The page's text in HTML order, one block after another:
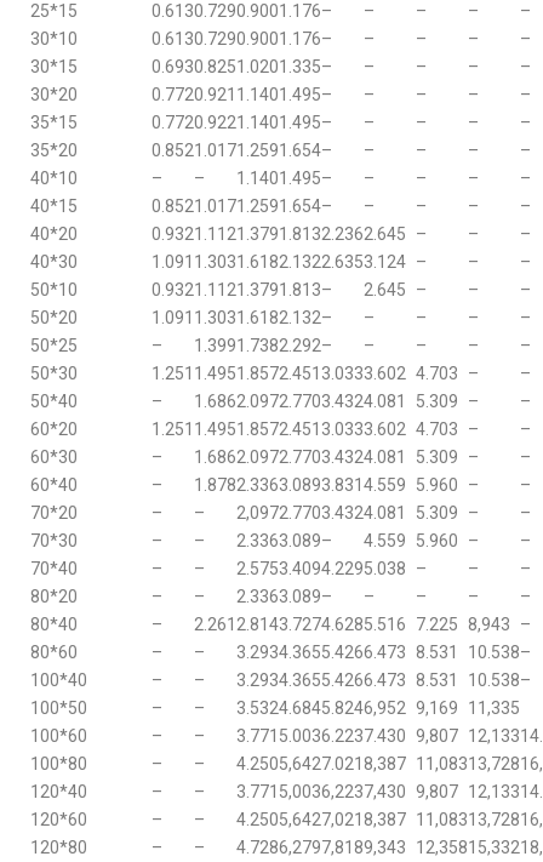
25*15
0.6130.7290.9001.176– – – –
–
30*10
0.6130.7290.9001.176– – – –
–
30*15
0.6930.8251.0201.335– – – –
–
30*20
0.7720.921 1.1401.495– – – –
–
35*15
0.7720.9221.1401.495– – – –
–
35*20
0.8521.0171.2591.654– – – –
–
40*10
– – 1.1401.495– – – –
–
40*15
0.8521.0171.2591.654– – – –
–
40*20
0.9321.1121.3791.8132.2362.645 – –
–
40*30
1.091 1.3031.6182.1322.6353.124 – –
–
50*10
0.9321.1121.3791.813– 2.645 – –
–
50*20
1.091 1.3031.6182.132– – – –
–
50*25
– 1.3991.7382.292– – – –
–
50*30
1.251 1.4951.8572.451 3.0333.602 4.703 –
–
50*40
– 1.6862.0972.7703.4324.081 5.309 –
–
60*20
1.251 1.4951.8572.451 3.0333.602 4.703 –
–
60*30
– 1.6862.0972.7703.4324.081 5.309 –
–
60*40
– 1.8782.3363.0893.831 4.559 5.960 –
–
70*20
– – 2,0972.7703.4324.081 5.309 –
–
70*30
– – 2.3363.089– 4.559 5.960 –
–
70*40
– – 2.5753.4094.2295.038 – –
–
80*20
– – 2.3363.089– – – –
–
80*40
– 2.261 2.8143.7274.6285.516 7.225 8,943
–
80*60
– – 3.2934.3655.4266.473 8.531 10.538–
100*40
– – 3.2934.3655.4266.473 8.531 10.538–
100*50
– – 3.5324.6845.8246,952 9,169
11,335
100*60
– – 3.771 5.0036.2237.430 9,807 12,133
100*80
– – 4.2505,6427.021 8,387 11,08313,728
120*40
– – 3.771 5,0036,2237,430 9,807 12,133
120*60
– – 4.2505,6427,021 8,387 11,08313,728
120*80
– – 4.7286,2797,8189,343 12,35815,332